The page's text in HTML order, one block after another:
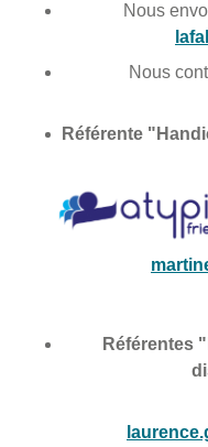
Nous
Nous
Référente
Référentes